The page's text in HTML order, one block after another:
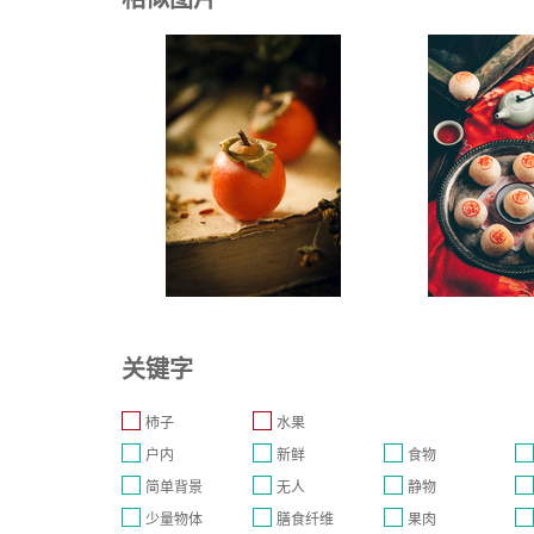
关键字
柿子
水果
户内
新鲜
食物
简单背景
无人
静物
少量物体
膳食纤维
果肉